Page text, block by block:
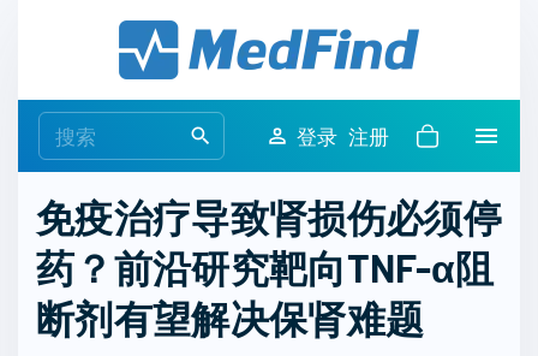
e
r
c
h
f
登录 注册
免疫治疗导致肾损伤必须停
药？前沿研究靶向TNF-α阻
断剂有望解决保肾难题